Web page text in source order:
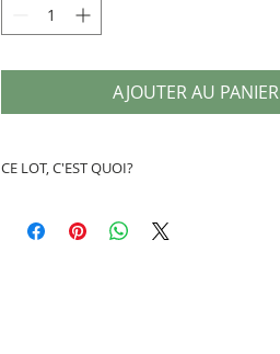
AJOUTER AU PANIER
CE LOT, C'EST QUOI?
12 pages - 6 modèles - format A3